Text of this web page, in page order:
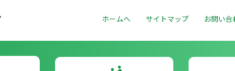
ホームへ サイトマップ お問い合